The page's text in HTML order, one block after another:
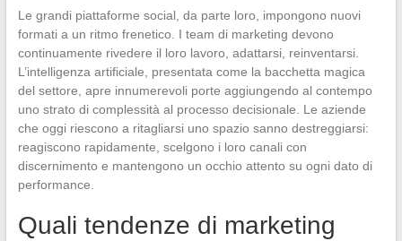
Le grandi piattaforme social, da parte loro, impongono nuovi
formati a un ritmo frenetico. I team di marketing devono
continuamente rivedere il loro lavoro, adattarsi, reinventarsi.
L’intelligenza artificiale, presentata come la bacchetta magica
del settore, apre innumerevoli porte aggiungendo al contempo
uno strato di complessità al processo decisionale. Le aziende
che oggi riescono a ritagliarsi uno spazio sanno destreggiarsi:
reagiscono rapidamente, scelgono i loro canali con
discernimento e mantengono un occhio attento su ogni dato di
performance.
Quali tendenze di marketing